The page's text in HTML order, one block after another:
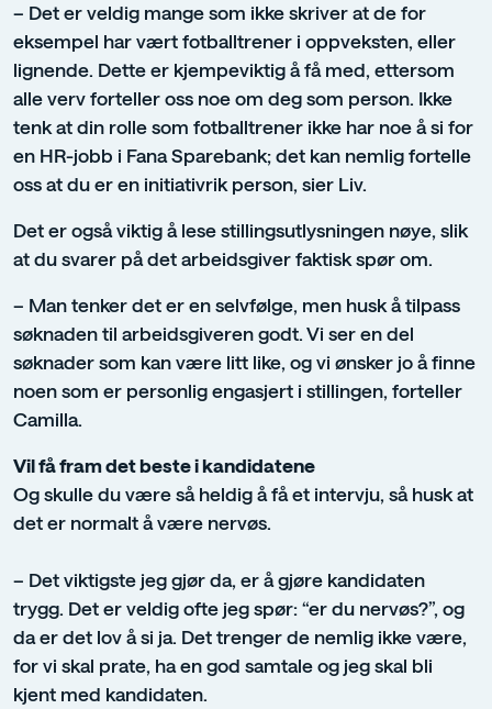
– Det er veldig mange som ikke skriver at de for
eksempel har vært fotballtrener i oppveksten, eller
lignende. Dette er kjempeviktig å få med, ettersom
alle verv forteller oss noe om deg som person. Ikke
tenk at din rolle som fotballtrener ikke har noe å si for
en HR-jobb i Fana Sparebank; det kan nemlig fortelle
oss at du er en initiativrik person, sier Liv.
Det er også viktig å lese stillingsutlysningen nøye, slik
at du svarer på det arbeidsgiver faktisk spør om.
– Man tenker det er en selvfølge, men husk å tilpass
søknaden til arbeidsgiveren godt. Vi ser en del
søknader som kan være litt like, og vi ønsker jo å finne
noen som er personlig engasjert i stillingen, forteller
Camilla.
Vil få fram det beste i kandidatene
Og skulle du være så heldig å få et intervju, så husk at
det er normalt å være nervøs.
– Det viktigste jeg gjør da, er å gjøre kandidaten
trygg. Det er veldig ofte jeg spør: “er du nervøs?”, og
da er det lov å si ja. Det trenger de nemlig ikke være,
for vi skal prate, ha en god samtale og jeg skal bli
kjent med kandidaten.